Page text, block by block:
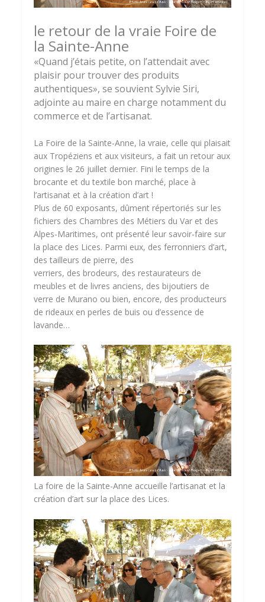
le retour de la vraie Foire de
la Sainte-Anne
«Quand j’étais petite, on l’attendait avec
plaisir pour trouver des produits
authentiques», se souvient Sylvie Siri,
adjointe au maire en charge notamment du
commerce et de l’artisanat.
La Foire de la Sainte-Anne, la vraie, celle qui plaisait
aux Tropéziens et aux visiteurs, a fait un retour aux
origines le 26 juillet dernier. Fini le temps de la
brocante et du textile bon marché, place à
l’artisanat et à la création d’art !
Plus de 60 exposants, dûment répertoriés sur les
fichiers des Chambres des Métiers du Var et des
Alpes-Maritimes, ont présenté leur savoir-faire sur
la place des Lices. Parmi eux, des ferronniers d’art,
des tailleurs de pierre, des
verriers, des brodeurs, des restaurateurs de
meubles et de livres anciens, des bijoutiers de
verre de Murano ou bien, encore, des producteurs
de rideaux en perles de buis ou d’essence de
lavande…
La foire de la Sainte-Anne accueille l’artisanat et la
création d’art sur la place des Lices.